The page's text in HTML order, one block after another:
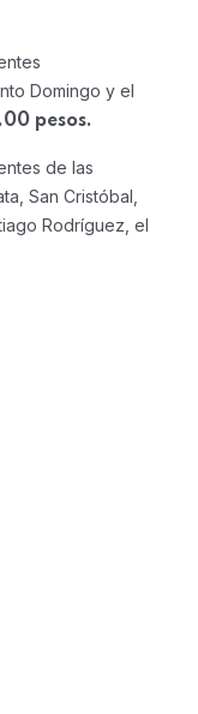
Domingo y el
pesos.
de las
San Cristóbal,
Rodríguez, el